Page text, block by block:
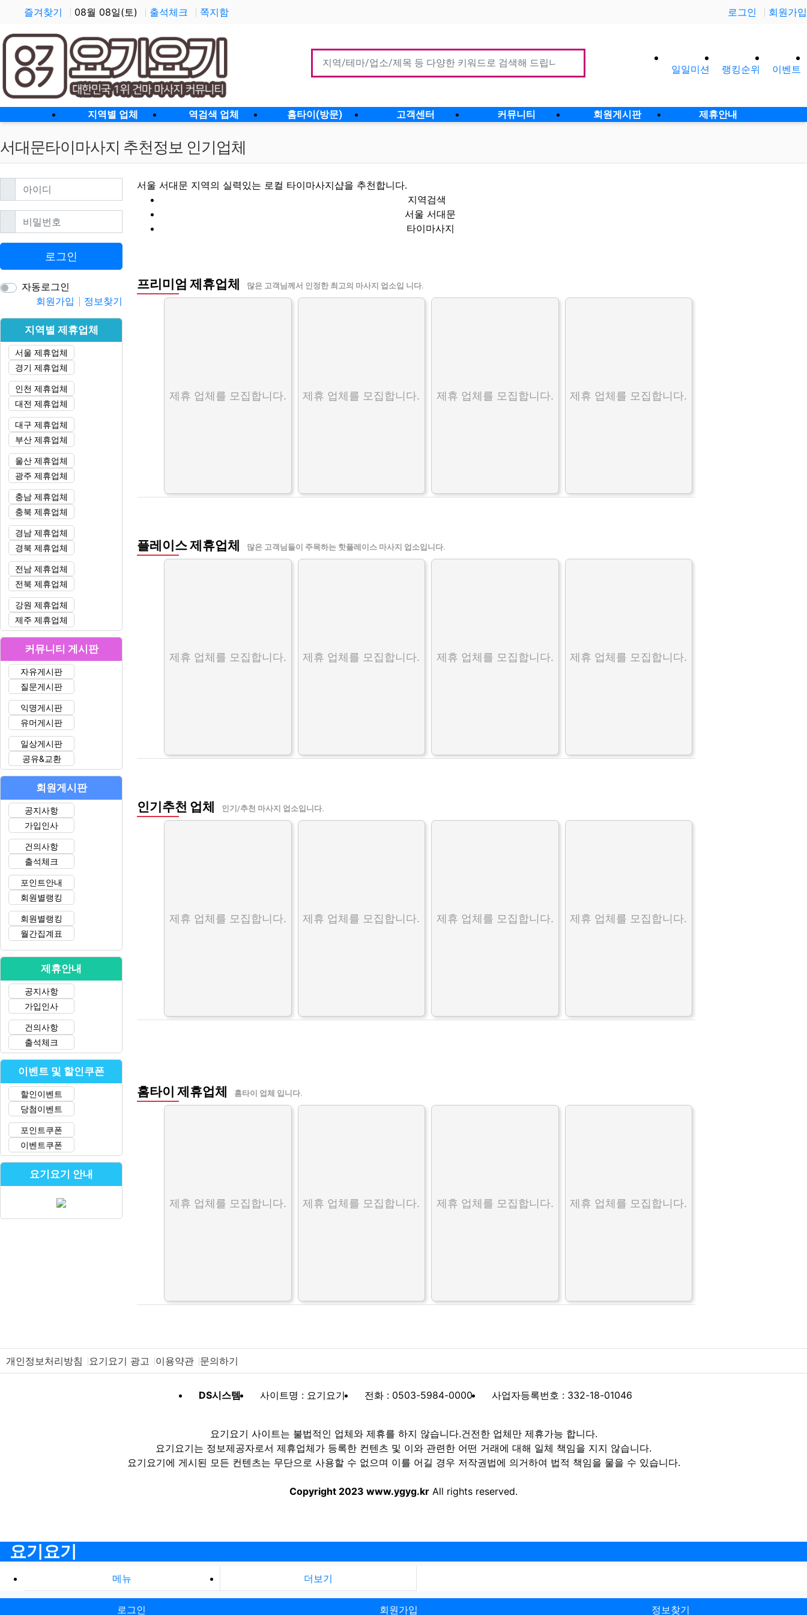
즐겨찾기 08월 08일(토) 출석체크 쪽지함 로그인 회원가입
일일미션 랭킹순위 이벤트
지역별 업체 역검색 업체 홈타이(방문) 고객센터 커뮤니티 회원게시판 제휴안내
서대문타이마사지 추천정보 인기업체
서울 서대문 지역의 실력있는 로컬 타이마사지샵을 추천합니다.
지역검색
서울 서대문
타이마사지
프리미엄 제휴업체 많은 고객님께서 인정한 최고의 마사지 업소입 니다.
제휴 업체를 모집합니다. 제휴 업체를 모집합니다. 제휴 업체를 모집합니다. 제휴 업체를 모집합니다.
플레이스 제휴업체 많은 고객님들이 주목하는 핫플레이스 마사지 업소입니다.
제휴 업체를 모집합니다. 제휴 업체를 모집합니다. 제휴 업체를 모집합니다. 제휴 업체를 모집합니다.
인기추천 업체 인기/추천 마사지 업소입니다.
제휴 업체를 모집합니다. 제휴 업체를 모집합니다. 제휴 업체를 모집합니다. 제휴 업체를 모집합니다.
홈타이 제휴업체 홈타이 업체 입니다.
제휴 업체를 모집합니다. 제휴 업체를 모집합니다. 제휴 업체를 모집합니다. 제휴 업체를 모집합니다.
아이디필수
비밀번호필수
로그인
자동로그인
회원가입
정보찾기
지역별 제휴업체
서울 제휴업체
경기 제휴업체
인천 제휴업체
대전 제휴업체
대구 제휴업체
부산 제휴업체
울산 제휴업체
광주 제휴업체
충남 제휴업체
충북 제휴업체
경남 제휴업체
경북 제휴업체
전남 제휴업체
전북 제휴업체
강원 제휴업체
제주 제휴업체
커뮤니티 게시판
자유게시판
질문게시판
익명게시판
유머게시판
일상게시판
공유&교환
회원게시판
공지사항
가입인사
건의사항
출석체크
포인트안내
회원별랭킹
회원별랭킹
월간집계표
제휴안내
공지사항
가입인사
건의사항
출석체크
이벤트 및 할인쿠폰
할인이벤트
당첨이벤트
포인트쿠폰
이벤트쿠폰
요기요기 안내
개인정보처리방침 요기요기 광고 이용약관 문의하기
DS시스템 사이트명 : 요기요기 전화 : 0503-5984-0000 사업자등록번호 : 332-18-01046
요기요기 사이트는 불법적인 업체와 제휴를 하지 않습니다.건전한 업체만 제휴가능 합니다.
요기요기는 정보제공자로서 제휴업체가 등록한 컨텐츠 및 이와 관련한 어떤 거래에 대해 일체 책임을 지지 않습니다.
요기요기에 게시된 모든 컨텐츠는 무단으로 사용할 수 없으며 이를 어길 경우 저작권법에 의거하여 법적 책임을 물을 수 있습니다.
Copyright 2023 www.ygyg.kr All rights reserved.
요기요기
메뉴 더보기
로그인 회원가입 정보찾기